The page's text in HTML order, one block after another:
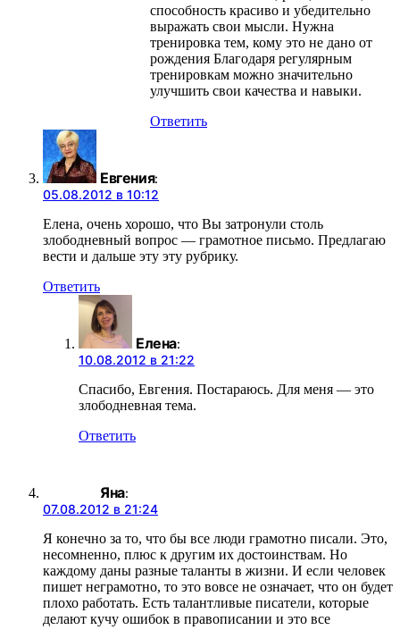
способность красиво и убедительно
выражать свои мысли. Нужна
тренировка тем, кому это не дано от
рождения Благодаря регулярным
тренировкам можно значительно
улучшить свои качества и навыки.
Ответить
Евгения:
05.08.2012 в 10:12
Елена, очень хорошо, что Вы затронули столь
злободневный вопрос — грамотное письмо. Предлагаю
вести и дальше эту эту рубрику.
Ответить
Елена:
10.08.2012 в 21:22
Спасибо, Евгения. Постараюсь. Для меня — это
злободневная тема.
Ответить
Яна:
07.08.2012 в 21:24
Я конечно за то, что бы все люди грамотно писали. Это,
несомненно, плюс к другим их достоинствам. Но
каждому даны разные таланты в жизни. И если человек
пишет неграмотно, то это вовсе не означает, что он будет
плохо работать. Есть талантливые писатели, которые
делают кучу ошибок в правописании и это все